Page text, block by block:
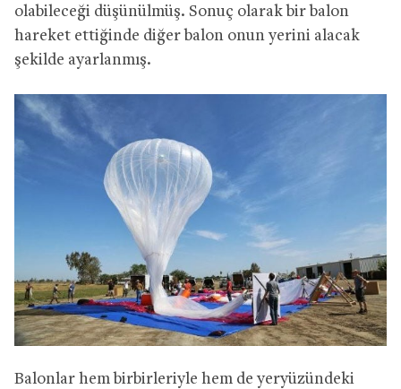
olabileceği düşünülmüş. Sonuç olarak bir balon
hareket ettiğinde diğer balon onun yerini alacak
şekilde ayarlanmış.
Balonlar hem birbirleriyle hem de yeryüzündeki